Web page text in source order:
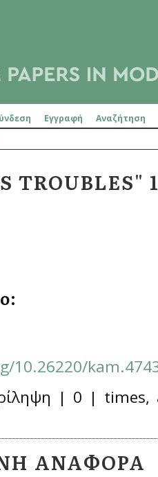
Εγγραφή Αναζήτηση
TROUBLES"
10.26220/
| 0 |
ΑΝΑΦΟΡΆ